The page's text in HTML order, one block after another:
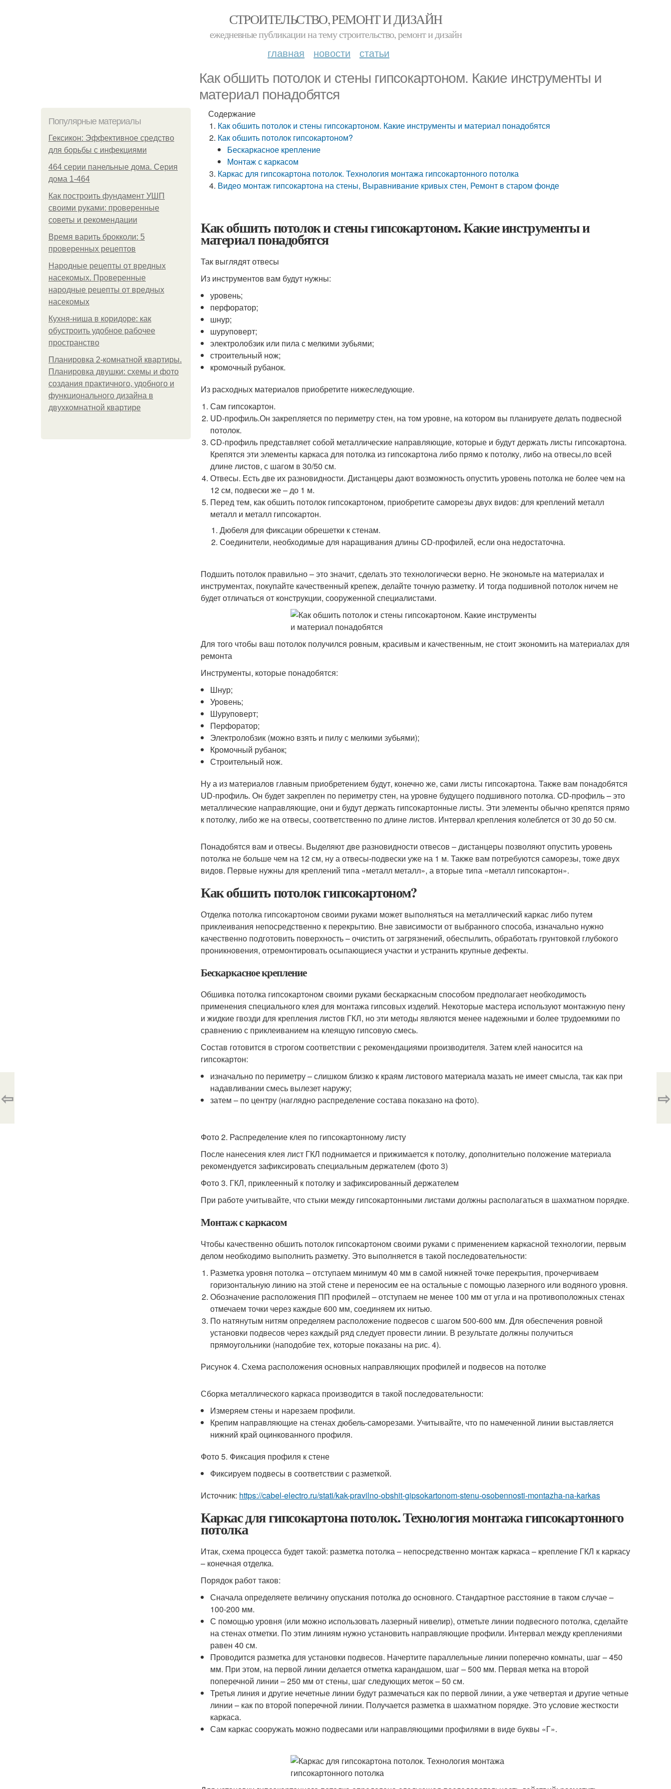
СТРОИТЕЛЬСТВО, РЕМОНТ И ДИЗАЙН
ежедневные публикации на тему строительство, ремонт и дизайн
главная новости статьи
Как обшить потолок и стены гипсокартоном. Какие инструменты и
материал понадобятся
Популярные материалы
Гексикон: Эффективное средство
для борьбы с инфекциями
464 серии панельные дома. Серия
дома 1-464
Как построить фундамент УШП
своими руками: проверенные
советы и рекомендации
Время варить брокколи: 5
проверенных рецептов
Народные рецепты от вредных
насекомых. Проверенные
народные рецепты от вредных
насекомых
Кухня-ниша в коридоре: как
обустроить удобное рабочее
пространство
Планировка 2-комнатной квартиры.
Планировка двушки: схемы и фото
создания практичного, удобного и
функционального дизайна в
двухкомнатной квартире
Содержание
Как обшить потолок и стены гипсокартоном. Какие инструменты и материал понадобятся
Как обшить потолок гипсокартоном?
Бескаркасное крепление
Монтаж с каркасом
Каркас для гипсокартона потолок. Технология монтажа гипсокартонного потолка
Видео монтаж гипсокартона на стены, Выравнивание кривых стен, Ремонт в старом фонде
Как обшить потолок и стены гипсокартоном. Какие инструменты и
материал понадобятся
Так выглядят отвесы
Из инструментов вам будут нужны:
уровень;
перфоратор;
шнур;
шуруповерт;
электролобзик или пила с мелкими зубьями;
строительный нож;
кромочный рубанок.
Из расходных материалов приобретите нижеследующие.
Сам гипсокартон.
UD-профиль.Он закрепляется по периметру стен, на том уровне, на котором вы планируете делать подвесной
потолок.
CD-профиль представляет собой металлические направляющие, которые и будут держать листы гипсокартона.
Крепятся эти элементы каркаса для потолка из гипсокартона либо прямо к потолку, либо на отвесы,по всей
длине листов, с шагом в 30/50 см.
Отвесы. Есть две их разновидности. Дистанцеры дают возможность опустить уровень потолка не более чем на
12 см, подвески же – до 1 м.
Перед тем, как обшить потолок гипсокартоном, приобретите саморезы двух видов: для креплений металл
металл и металл гипсокартон.
Дюбеля для фиксации обрешетки к стенам.
Соединители, необходимые для наращивания длины CD-профилей, если она недостаточна.
Подшить потолок правильно – это значит, сделать это технологически верно. Не экономьте на материалах и
инструментах, покупайте качественный крепеж, делайте точную разметку. И тогда подшивной потолок ничем не
будет отличаться от конструкции, сооруженной специалистами.
Для того чтобы ваш потолок получился ровным, красивым и качественным, не стоит экономить на материалах для
ремонта
Инструменты, которые понадобятся:
Шнур;
Уровень;
Шуруповерт;
Перфоратор;
Электролобзик (можно взять и пилу с мелкими зубьями);
Кромочный рубанок;
Строительный нож.
Ну а из материалов главным приобретением будут, конечно же, сами листы гипсокартона. Также вам понадобятся
UD-профиль. Он будет закреплен по периметру стен, на уровне будущего подшивного потолка. CD-профиль – это
металлические направляющие, они и будут держать гипсокартонные листы. Эти элементы обычно крепятся прямо
к потолку, либо же на отвесы, соответственно по длине листов. Интервал крепления колеблется от 30 до 50 см.
Понадобятся вам и отвесы. Выделяют две разновидности отвесов – дистанцеры позволяют опустить уровень
потолка не больше чем на 12 см, ну а отвесы-подвески уже на 1 м. Также вам потребуются саморезы, тоже двух
видов. Первые нужны для креплений типа «металл металл», а вторые типа «металл гипсокартон».
Как обшить потолок гипсокартоном?
Отделка потолка гипсокартоном своими руками может выполняться на металлический каркас либо путем
приклеивания непосредственно к перекрытию. Вне зависимости от выбранного способа, изначально нужно
качественно подготовить поверхность – очистить от загрязнений, обеспылить, обработать грунтовкой глубокого
проникновения, отремонтировать осыпающиеся участки и устранить крупные дефекты.
Бескаркасное крепление
Обшивка потолка гипсокартоном своими руками бескаркасным способом предполагает необходимость
применения специального клея для монтажа гипсовых изделий. Некоторые мастера используют монтажную пену
и жидкие гвозди для крепления листов ГКЛ, но эти методы являются менее надежными и более трудоемкими по
сравнению с приклеиванием на клеящую гипсовую смесь.
Состав готовится в строгом соответствии с рекомендациями производителя. Затем клей наносится на
гипсокартон:
изначально по периметру – слишком близко к краям листового материала мазать не имеет смысла, так как при
надавливании смесь вылезет наружу;
затем – по центру (наглядно распределение состава показано на фото).
Фото 2. Распределение клея по гипсокартонному листу
После нанесения клея лист ГКЛ поднимается и прижимается к потолку, дополнительно положение материала
рекомендуется зафиксировать специальным держателем (фото 3)
Фото 3. ГКЛ, приклеенный к потолку и зафиксированный держателем
При работе учитывайте, что стыки между гипсокартонными листами должны располагаться в шахматном порядке.
Монтаж с каркасом
Чтобы качественно обшить потолок гипсокартоном своими руками с применением каркасной технологии, первым
делом необходимо выполнить разметку. Это выполняется в такой последовательности:
Разметка уровня потолка – отступаем минимум 40 мм в самой нижней точке перекрытия, прочерчиваем
горизонтальную линию на этой стене и переносим ее на остальные с помощью лазерного или водяного уровня.
Обозначение расположения ПП профилей – отступаем не менее 100 мм от угла и на противоположных стенах
отмечаем точки через каждые 600 мм, соединяем их нитью.
По натянутым нитям определяем расположение подвесов с шагом 500-600 мм. Для обеспечения ровной
установки подвесов через каждый ряд следует провести линии. В результате должны получиться
прямоугольники (наподобие тех, которые показаны на рис. 4).
Рисунок 4. Схема расположения основных направляющих профилей и подвесов на потолке
Сборка металлического каркаса производится в такой последовательности:
Измеряем стены и нарезаем профили.
Крепим направляющие на стенах дюбель-саморезами. Учитывайте, что по намеченной линии выставляется
нижний край оцинкованного профиля.
Фото 5. Фиксация профиля к стене
Фиксируем подвесы в соответствии с разметкой.
Источник: https://cabel-electro.ru/stati/kak-pravilno-obshit-gipsokartonom-stenu-osobennosti-montazha-na-karkas
Каркас для гипсокартона потолок. Технология монтажа гипсокартонного
потолка
Итак, схема процесса будет такой: разметка потолка – непосредственно монтаж каркаса – крепление ГКЛ к каркасу
– конечная отделка.
Порядок работ таков:
Сначала определяете величину опускания потолка до основного. Стандартное расстояние в таком случае –
100-200 мм.
С помощью уровня (или можно использовать лазерный нивелир), отметьте линии подвесного потолка, сделайте
на стенах отметки. По этим линиям нужно установить направляющие профили. Интервал между креплениями
равен 40 см.
Проводится разметка для установки подвесов. Начертите параллельные линии поперечно комнаты, шаг – 450
мм. При этом, на первой линии делается отметка карандашом, шаг – 500 мм. Первая метка на второй
поперечной линии – 250 мм от стены, шаг следующих меток – 50 см.
Третья линия и другие нечетные линии будут размечаться как по первой линии, а уже четвертая и другие четные
линии – как по второй поперечной линии. Получается разметка в шахматном порядке. Это условие жесткости
каркаса.
Сам каркас сооружать можно подвесами или направляющими профилями в виде буквы «Г».
⇦ ⇨